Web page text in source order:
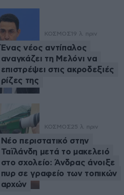
ΚΟΣΜΟΣ 19 λ. πριν
Ένας νέος αντίπαλος
αναγκάζει τη Μελόνι να
επιστρέψει στις ακροδεξιές
ρίζες της
ΚΟΣΜΟΣ25 λ. πριν
Νέο περιστατικό στην
Ταϊλάνδη μετά το μακελειό
στο σχολείο: Άνδρας άνοιξε
πυρ σε γραφείο των τοπικών
αρχών